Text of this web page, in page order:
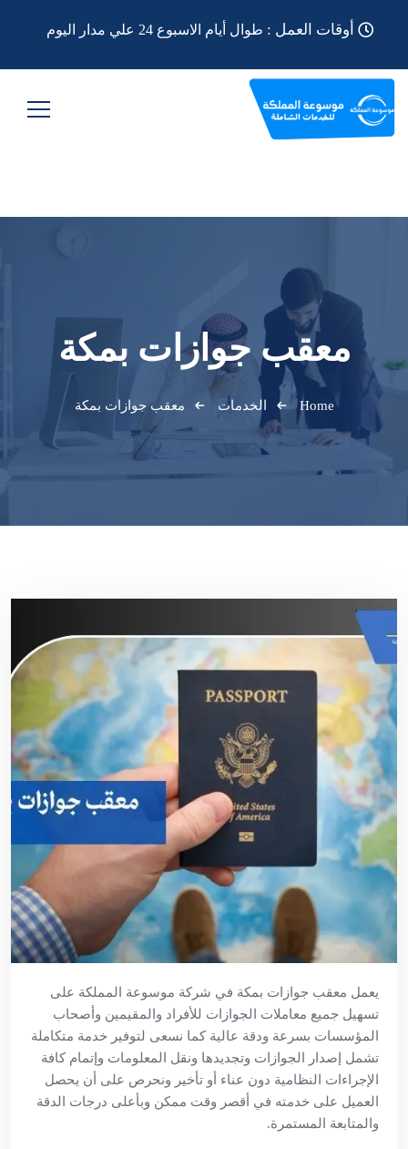
أوقات العمل : طوال أيام الاسبوع 24 علي مدار اليوم
معقب جوازات بمكة
Home الخدمات معقب جوازات بمكة
يعمل معقب جوازات بمكة في شركة موسوعة المملكة على
تسهيل جميع معاملات الجوازات للأفراد والمقيمين وأصحاب
المؤسسات بسرعة ودقة عالية كما نسعى لتوفير خدمة متكاملة
تشمل إصدار الجوازات وتجديدها ونقل المعلومات وإتمام كافة
الإجراءات النظامية دون عناء أو تأخير ونحرص على أن يحصل
العميل على خدمته في أقصر وقت ممكن وبأعلى درجات الدقة
والمتابعة المستمرة.